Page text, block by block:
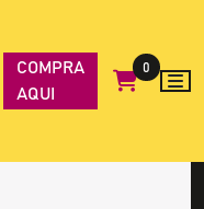
COMPRA
AQUI
0